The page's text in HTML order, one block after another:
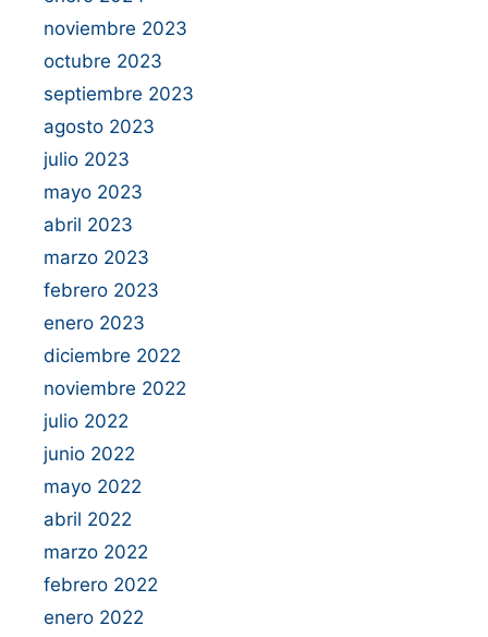
noviembre 2023
octubre 2023
septiembre 2023
agosto 2023
julio 2023
mayo 2023
abril 2023
marzo 2023
febrero 2023
enero 2023
diciembre 2022
noviembre 2022
julio 2022
junio 2022
mayo 2022
abril 2022
marzo 2022
febrero 2022
enero 2022